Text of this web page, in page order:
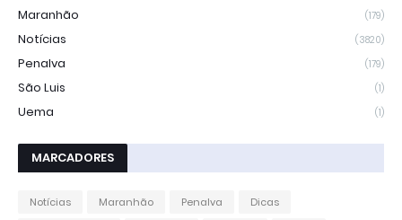
Maranhão (179)
Notícias (3820)
Penalva (179)
São Luis (1)
Uema (1)
MARCADORES
Notícias Maranhão Penalva
Dicas